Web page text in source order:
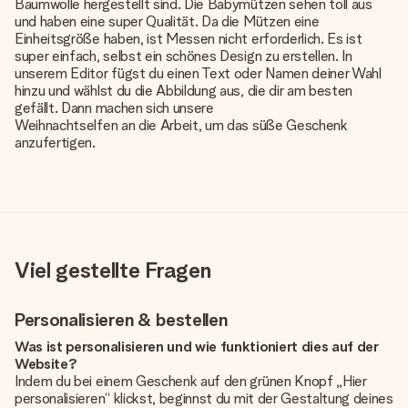
Baumwolle hergestellt sind. Die Babymützen sehen toll aus
und haben eine super Qualität. Da die Mützen eine
Einheitsgröße haben, ist Messen nicht erforderlich. Es ist
super einfach, selbst ein schönes Design zu erstellen. In
unserem Editor fügst du einen Text oder Namen deiner Wahl
hinzu und wählst du die Abbildung aus, die dir am besten
gefällt. Dann machen sich unsere
Weihnachtselfen an die Arbeit, um das süße Geschenk
anzufertigen.
Viel gestellte Fragen
Personalisieren & bestellen
Was ist personalisieren und wie funktioniert dies auf der
Website?
Indem du bei einem Geschenk auf den grünen Knopf „Hier
personalisieren“ klickst, beginnst du mit der Gestaltung deines